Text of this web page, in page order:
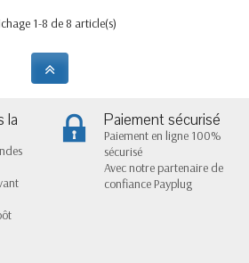
1-8 de 8 article(s)
la Paiement sécurisé
Paiement en ligne 100%
sécurisé
Avec notre partenaire de
confiance Payplug